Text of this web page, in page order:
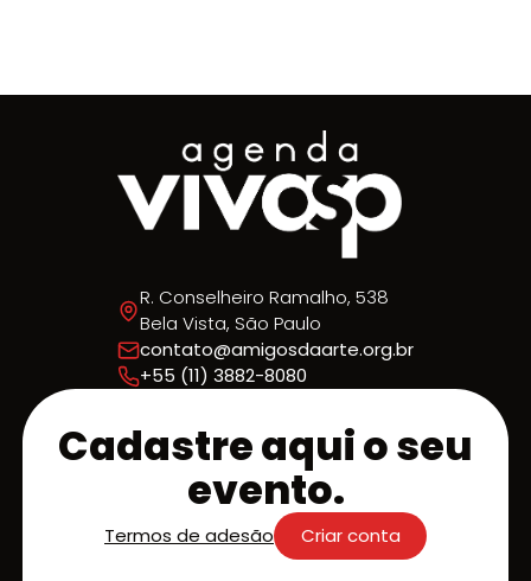
R. Conselheiro Ramalho, 538
Bela Vista, São Paulo
contato@amigosdaarte.org.br
+55 (11) 3882-8080
Cadastre aqui o seu
evento.
Termos de adesão Criar conta